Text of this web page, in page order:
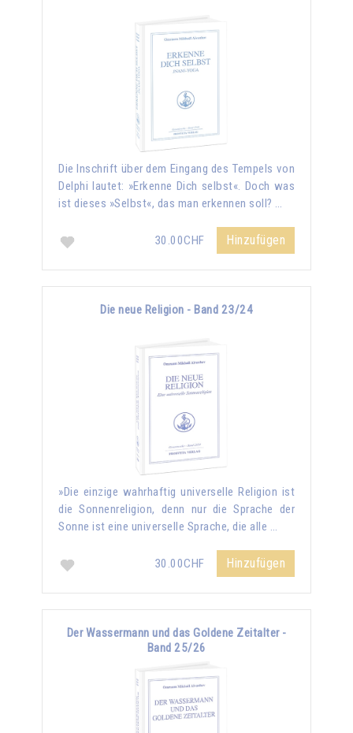
Die Inschrift über dem Eingang des Tempels von
Delphi lautet: »Erkenne Dich selbst«. Doch was
ist dieses »Selbst«, das man erkennen soll? …
30.00CHF Hinzufügen
Die neue Religion - Band 23/24
»Die einzige wahrhaftig universelle Religion ist
die Sonnenreligion, denn nur die Sprache der
Sonne ist eine universelle Sprache, die alle …
30.00CHF Hinzufügen
Der Wassermann und das Goldene Zeitalter -
Band 25/26